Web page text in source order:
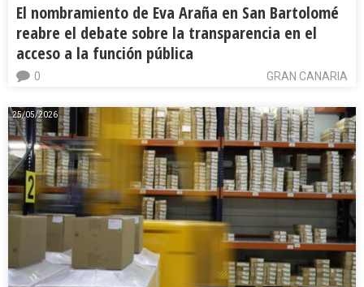
El nombramiento de Eva Araña en San Bartolomé
reabre el debate sobre la transparencia en el
acceso a la función pública
GRAN CANARIA
0
25/05/2026